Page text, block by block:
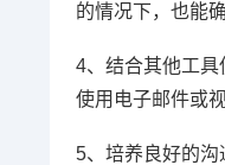
的情况下，也能
4、结合其他工
使用电子邮件或
5、培养良好的沟